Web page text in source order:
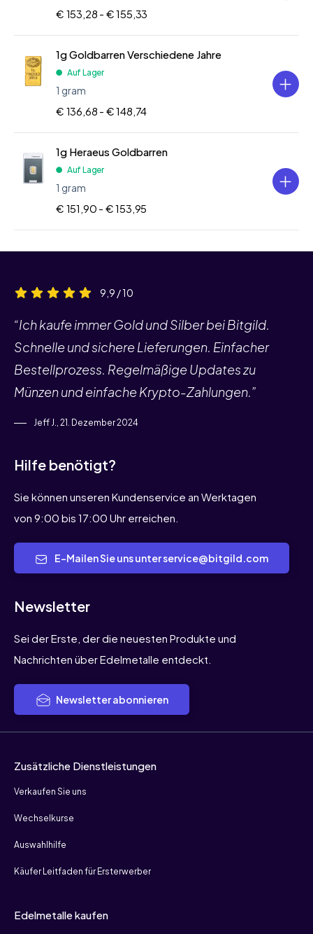
€ 153,28 - € 155,33
1g Goldbarren Verschiedene Jahre
Auf Lager
1 gram
€ 136,68 - € 148,74
1g Heraeus Goldbarren
Auf Lager
1 gram
€ 151,90 - € 153,95
9,9 / 10
“Ich kaufe immer Gold und Silber bei Bitgild.
Schnelle und sichere Lieferungen. Einfacher
Bestellprozess. Regelmäßige Updates zu
Münzen und einfache Krypto-Zahlungen.”
Jeff J., 21. Dezember 2024
Hilfe benötigt?
Sie können unseren Kundenservice an Werktagen
von 9:00 bis 17:00 Uhr erreichen.
E-Mailen Sie uns unter service@bitgild.com
Newsletter
Sei der Erste, der die neuesten Produkte und
Nachrichten über Edelmetalle entdeckt.
Newsletter abonnieren
Zusätzliche Dienstleistungen
Verkaufen Sie uns
Wechselkurse
Auswahlhilfe
Käufer Leitfaden für Ersterwerber
Edelmetalle kaufen